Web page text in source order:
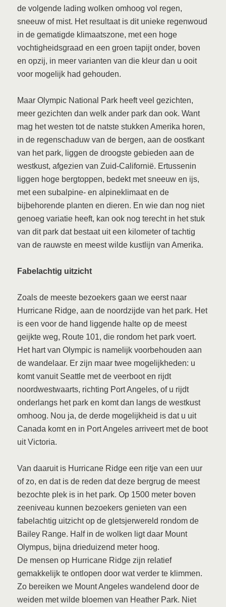
de volgende lading wolken omhoog vol regen,
sneeuw of mist. Het resultaat is dit unieke regenwoud
in de gematigde klimaatszone, met een hoge
vochtigheidsgraad en een groen tapijt onder, boven
en opzij, in meer varianten van die kleur dan u ooit
voor mogelijk had gehouden.
Maar Olympic National Park heeft veel gezichten,
meer gezichten dan welk ander park dan ook. Want
mag het westen tot de natste stukken Amerika horen,
in de regenschaduw van de bergen, aan de oostkant
van het park, liggen de droogste gebieden aan de
westkust, afgezien van Zuid-Californië. Ertussenin
liggen hoge bergtoppen, bedekt met sneeuw en ijs,
met een subalpine- en alpineklimaat en de
bijbehorende planten en dieren. En wie dan nog niet
genoeg variatie heeft, kan ook nog terecht in het stuk
van dit park dat bestaat uit een kilometer of tachtig
van de rauwste en meest wilde kustlijn van Amerika.
Fabelachtig uitzicht
Zoals de meeste bezoekers gaan we eerst naar
Hurricane Ridge, aan de noordzijde van het park. Het
is een voor de hand liggende halte op de meest
geijkte weg, Route 101, die rondom het park voert.
Het hart van Olympic is namelijk voorbehouden aan
de wandelaar. Er zijn maar twee mogelijkheden: u
komt vanuit Seattle met de veerboot en rijdt
noordwestwaarts, richting Port Angeles, of u rijdt
onderlangs het park en komt dan langs de westkust
omhoog. Nou ja, de derde mogelijkheid is dat u uit
Canada komt en in Port Angeles arriveert met de boot
uit Victoria.
Van daaruit is Hurricane Ridge een ritje van een uur
of zo, en dat is de reden dat deze bergrug de meest
bezochte plek is in het park. Op 1500 meter boven
zeeniveau kunnen bezoekers genieten van een
fabelachtig uitzicht op de gletsjerwereld rondom de
Bailey Range. Half in de wolken ligt daar Mount
Olympus, bijna drieduizend meter hoog.
De mensen op Hurricane Ridge zijn relatief
gemakkelijk te ontlopen door wat verder te klimmen.
Zo bereiken we Mount Angeles wandelend door de
weiden met wilde bloemen van Heather Park. Niet